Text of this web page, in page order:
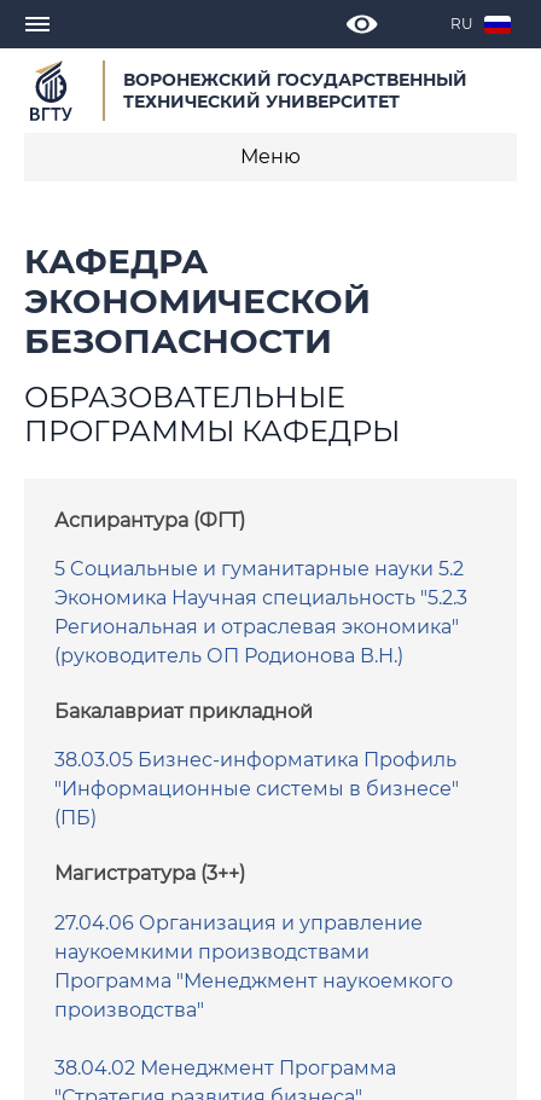
RU
ВОРОНЕЖСКИЙ ГОСУДАРСТВЕННЫЙ
ТЕХНИЧЕСКИЙ УНИВЕРСИТЕТ
Меню
Объявления
Образовательные программы
Научная деятельность
Публикации сотрудников кафедры
Расписание консультаций
Документы
Фотогалерея
Преподаватели
Сотрудники
Воспитательная и профориентационная
работа
КАФЕДРА
ЭКОНОМИЧЕСКОЙ
БЕЗОПАСНОСТИ
ОБРАЗОВАТЕЛЬНЫЕ
ПРОГРАММЫ КАФЕДРЫ
Аспирантура (ФГТ)
5 Cоциальные и гуманитарные науки 5.2
Экономика Научная специальность "5.2.3
Региональная и отраслевая экономика"
(руководитель ОП Родионова В.Н.)
Бакалавриат прикладной
38.03.05 Бизнес-информатика Профиль
"Информационные системы в бизнесе"
(ПБ)
Магистратура (3++)
27.04.06 Организация и управление
наукоемкими производствами
Программа "Менеджмент наукоемкого
производства"
38.04.02 Менеджмент Программа